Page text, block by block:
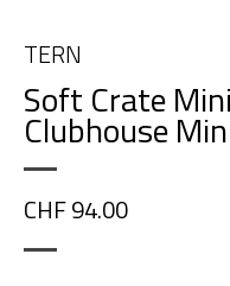
TERN
Soft Crate
Clubhouse
CHF 94.00